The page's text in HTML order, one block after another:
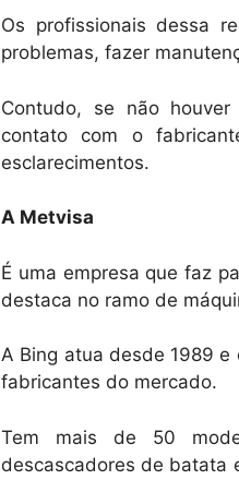
Os profissionais dessa
problemas, fazer
Contudo, se não
contato com o
esclarecimentos.
A Metvisa
É uma empresa que faz
destaca no ramo de
A Bing atua desde 1989
fabricantes do mercado.
Tem mais de 50
descascadores de batata